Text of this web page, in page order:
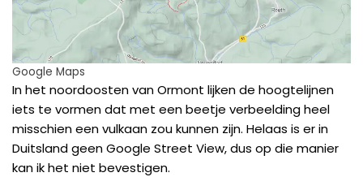
Google Maps
In het noordoosten van Ormont lijken de hoogtelijnen
iets te vormen dat met een beetje verbeelding heel
misschien een vulkaan zou kunnen zijn. Helaas is er in
Duitsland geen Google Street View, dus op die manier
kan ik het niet bevestigen.